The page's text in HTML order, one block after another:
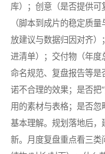
库）；创意（是否提供
（脚本到成片的稳定质
放建议与数据归因对齐
进清单）；交付物（年
命名规范、复盘报告等
诺不合理的效果；是否把
用的素材与表格；是否
基本理解。规划落地后
新。月度复盘重点看三